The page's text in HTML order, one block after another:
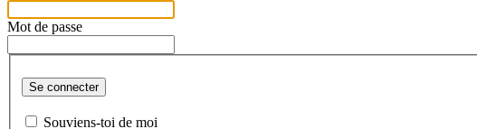
Mot de passe
Se connecter
Souviens-toi de moi